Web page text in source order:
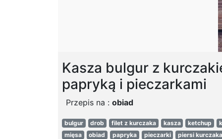
Kasza bulgur z
papryką i pieczarkami
Przepis na : obiad
bulgur drob filet z kurczaka kasza ketchup
mięsa
obiad papryka pieczarki piersi kurczaka